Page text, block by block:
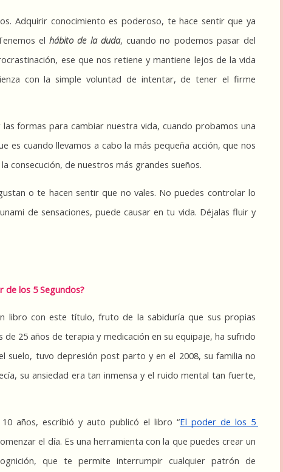
Adquirir conocimiento es poderoso, te hace sentir que ya
el hábito de la duda, cuando no podemos pasar del
ese que nos retiene y mantiene lejos de la vida
con la simple voluntad de intentar, de tener el firme
formas para cambiar nuestra vida, cuando probamos una
es cuando llevamos a cabo la más pequeña acción, que nos
consecución, de nuestros más grandes sueños.
o te hacen sentir que no vales. No puedes controlar lo
de sensaciones, puede causar en tu vida. Déjalas fluir y
de los 5 Segundos?
libro con este título, fruto de la sabiduría que sus propias
25 años de terapia y medicación en su equipaje, ha sufrido
suelo, tuvo depresión post parto y en el 2008, su familia no
su ansiedad era tan inmensa y el ruido mental tan fuerte,
años, escribió y auto publicó el libro “El poder de los 5
el día. Es una herramienta con la que puedes crear un
que te permite interrumpir cualquier patrón de